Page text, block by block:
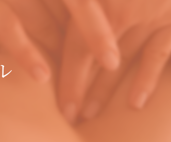
フェイシャル
リラクゼーション